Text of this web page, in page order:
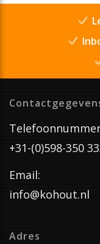
+31-(0)598-350
Email:
info@kohout.nl
Adres